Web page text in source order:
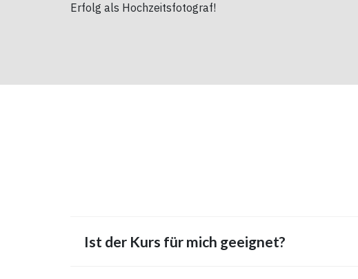
Erfolg als Hochzeitsfotograf!
Ist der Kurs für mich geeignet?